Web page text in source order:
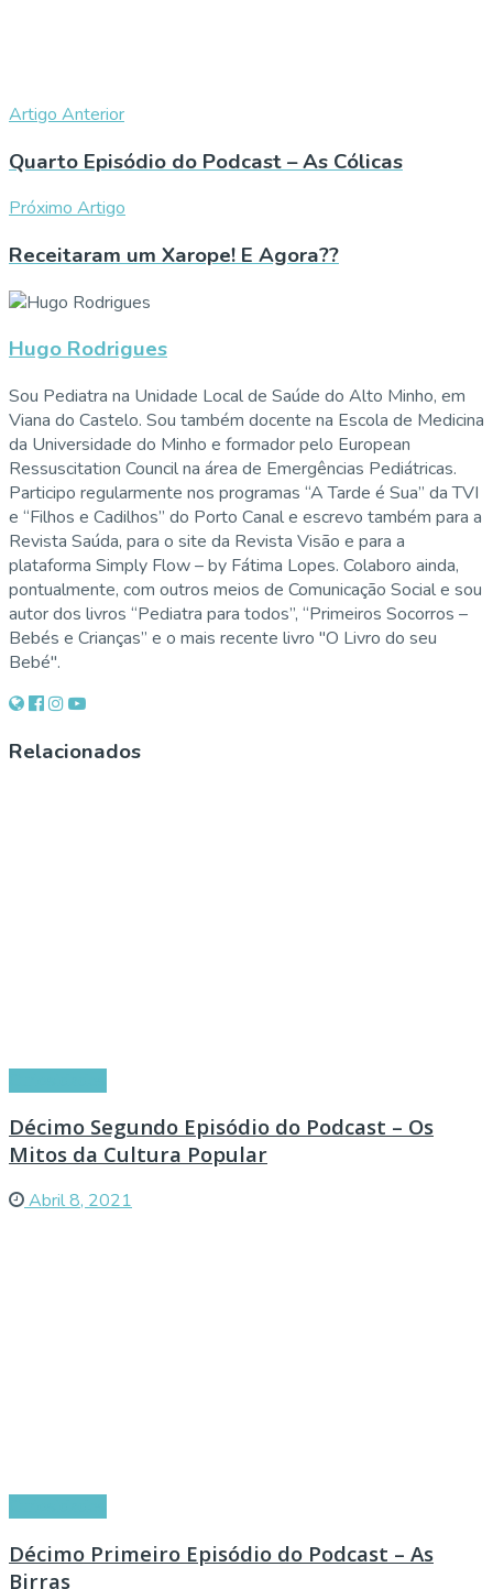
Artigo Anterior
Quarto Episódio do Podcast – As Cólicas
Próximo Artigo
Receitaram um Xarope! E Agora??
Hugo Rodrigues
Sou Pediatra na Unidade Local de Saúde do Alto Minho, em
Viana do Castelo. Sou também docente na Escola de Medicina
da Universidade do Minho e formador pelo European
Ressuscitation Council na área de Emergências Pediátricas.
Participo regularmente nos programas “A Tarde é Sua” da TVI
e “Filhos e Cadilhos” do Porto Canal e escrevo também para a
Revista Saúda, para o site da Revista Visão e para a
plataforma Simply Flow – by Fátima Lopes. Colaboro ainda,
pontualmente, com outros meios de Comunicação Social e sou
autor dos livros “Pediatra para todos”, “Primeiros Socorros –
Bebés e Crianças” e o mais recente livro "O Livro do seu
Bebé".
Relacionados
Décimo Segundo Episódio do Podcast – Os
Mitos da Cultura Popular
Abril 8, 2021
Décimo Primeiro Episódio do Podcast – As
Birras